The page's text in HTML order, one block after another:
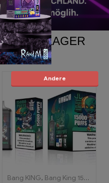
LOCAL-LAGER
Bang KING, Bang King 15000 Puffs
Andere